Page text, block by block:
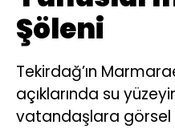
Şöleni
Tekirdağ’ın
açıklarında su
vatandaşlara görsel